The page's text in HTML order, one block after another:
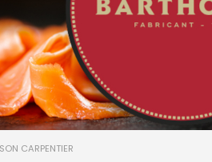
CARPENTIER